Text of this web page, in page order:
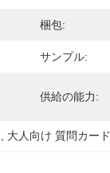
梱包:
サンプル:
供給の能力:
大人向け 質問カード